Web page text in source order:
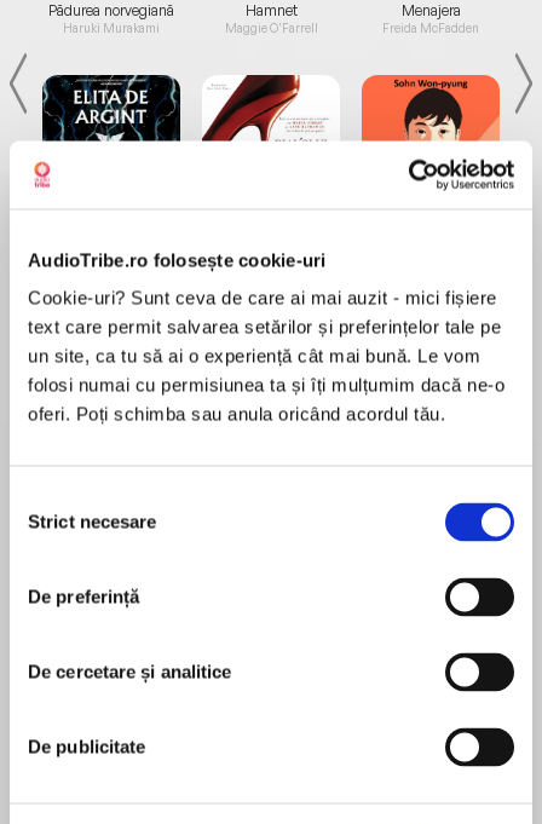
AudioTribe.ro folosește cookie-uri
Cookie-uri? Sunt ceva de care ai mai auzit - mici fișiere
text care permit salvarea setărilor și preferințelor tale pe
un site, ca tu să ai o experiență cât mai bună. Le vom
folosi numai cu permisiunea ta și îți mulțumim dacă ne-o
oferi. Poți schimba sau anula oricând acordul tău.
consimțământului
Strict necesare
De preferință
De cercetare și analitice
De publicitate
Pădurea norvegiană
Haruki Murakami
de...
Dani Francis
Hamnet
Maggie O'Farrell
la...
Lauren Weisberger
Menajera
Freida McFadden
Desprecarte
A heartfelt companion novel to the critically
of Sara Pennypacker and Kate DiCamillo.
After being separated from his family, Franklin
becomes an independent cat, until he meets a
dog to his person, a boy named Gus, and
Chester knows just the girl to be Franklin’s
În acest moment nu există recenzii
Cammie McGovern
Cammie McGovern is the author of Say What You
Will as well as the adult novels Neighborhood